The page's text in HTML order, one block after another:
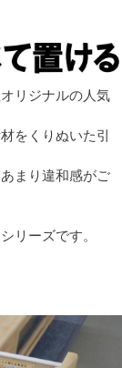
リジナルの人気
をくりぬいた引
まり違和感がご
リーズです。